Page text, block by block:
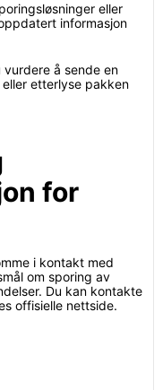
eller
informasjon
å sende en
etterlyse pakken
for
i kontakt med
om sporing av
Du kan kontakte
offisielle nettside.